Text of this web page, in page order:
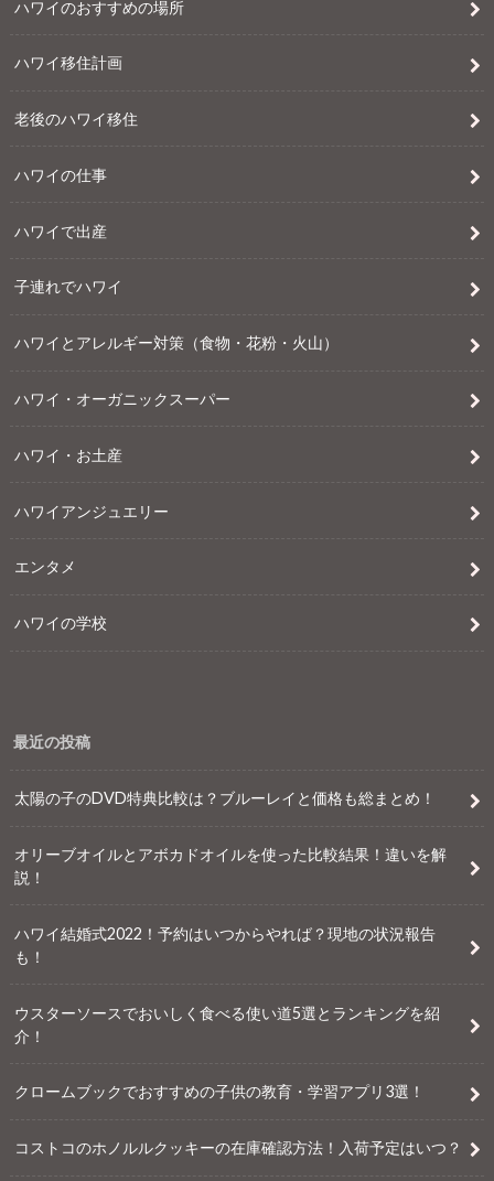
ハワイのおすすめの場所
ハワイ移住計画
老後のハワイ移住
ハワイの仕事
ハワイで出産
子連れでハワイ
ハワイとアレルギー対策（食物・花粉・火山）
ハワイ・オーガニックスーパー
ハワイ・お土産
ハワイアンジュエリー
エンタメ
ハワイの学校
最近の投稿
太陽の子のDVD特典比較は？ブルーレイと価格も総まとめ！
オリーブオイルとアボカドオイルを使った比較結果！違いを解
説！
ハワイ結婚式2022！予約はいつからやれば？現地の状況報告
も！
ウスターソースでおいしく食べる使い道5選とランキングを紹
介！
クロームブックでおすすめの子供の教育・学習アプリ3選！
コストコのホノルルクッキーの在庫確認方法！入荷予定はいつ？